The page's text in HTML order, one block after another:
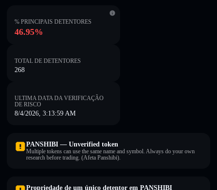
% PRINCIPAIS DETENTORES
46.95%
TOTAL DE DETENTORES
268
ULTIMA DATA DA VERIFICAÇÃO
DE RISCO
8/4/2026, 3:13:59 AM
PANSHIBI — Unverified token
Multiple tokens can use the same name and symbol. Always do your own
research before trading. (Afeta Panshibi).
Propriedade de um único detentor em PANSHIBI